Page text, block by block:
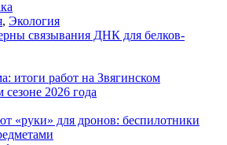
, Экология
связывания ДНК для белков-
итоги работ на Звягинском
2026 года
для дронов: беспилотники